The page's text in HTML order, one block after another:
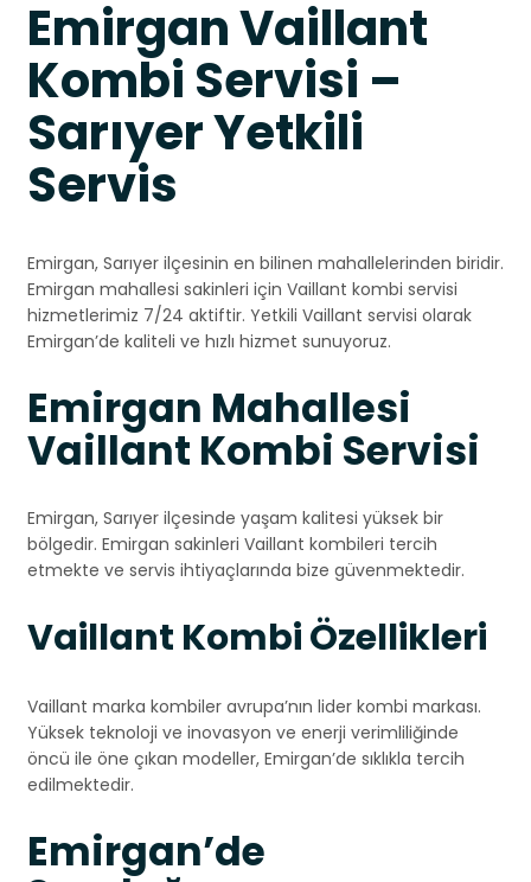
Emirgan Vaillant
Kombi Servisi –
Sarıyer Yetkili
Servis
Emirgan, Sarıyer ilçesinin en bilinen mahallelerinden biridir.
Emirgan mahallesi sakinleri için Vaillant kombi servisi
hizmetlerimiz 7/24 aktiftir. Yetkili Vaillant servisi olarak
Emirgan’de kaliteli ve hızlı hizmet sunuyoruz.
Emirgan Mahallesi
Vaillant Kombi Servisi
Emirgan, Sarıyer ilçesinde yaşam kalitesi yüksek bir
bölgedir. Emirgan sakinleri Vaillant kombileri tercih
etmekte ve servis ihtiyaçlarında bize güvenmektedir.
Vaillant Kombi Özellikleri
Vaillant marka kombiler avrupa’nın lider kombi markası.
Yüksek teknoloji ve inovasyon ve enerji verimliliğinde
öncü ile öne çıkan modeller, Emirgan’de sıklıkla tercih
edilmektedir.
Emirgan’de